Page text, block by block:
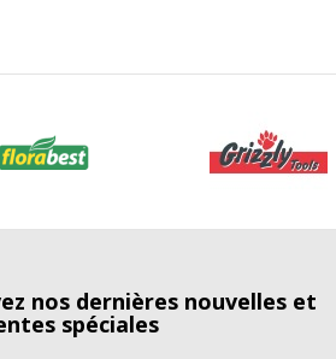
nos dernières nouvelles et
spéciales